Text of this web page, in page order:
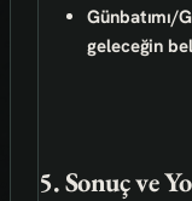
Günbatımı/
geleceğin
5. Sonuç ve